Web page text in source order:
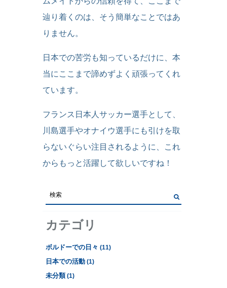
辿り着くのは、そう簡単なことではあ
りません。
日本での苦労も知っているだけに、本
当にここまで諦めずよく頑張ってくれ
ています。
フランス日本人サッカー選手として、
川島選手やオナイウ選手にも引けを取
らないぐらい注目されるように、これ
からもっと活躍して欲しいですね！
カテゴリ
ボルドーでの日々 (11)
日本での活動 (1)
未分類 (1)